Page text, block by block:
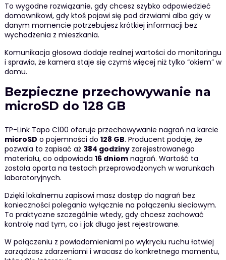
To wygodne rozwiązanie, gdy chcesz szybko odpowiedzieć
domownikowi, gdy ktoś pojawi się pod drzwiami albo gdy w
danym momencie potrzebujesz krótkiej informacji bez
wychodzenia z mieszkania.
Komunikacja głosowa dodaje realnej wartości do monitoringu
i sprawia, że kamera staje się czymś więcej niż tylko “okiem” w
domu.
Bezpieczne przechowywanie na
microSD do 128 GB
TP-Link Tapo C100 oferuje przechowywanie nagrań na karcie
microSD o pojemności do 128 GB. Producent podaje, że
pozwala to zapisać aż 384 godzinyzarejestrowanego
materiału, co odpowiada 16 dniomnagrań. Wartość ta
została oparta na testach przeprowadzonych w warunkach
laboratoryjnych.
Dzięki lokalnemu zapisowi masz dostęp do nagrań bez
konieczności polegania wyłącznie na połączeniu sieciowym.
To praktyczne szczególnie wtedy, gdy chcesz zachować
kontrolę nad tym, co i jak długo jest rejestrowane.
W połączeniu z powiadomieniami po wykryciu ruchu łatwiej
zarządzasz zdarzeniami i wracasz do konkretnego momentu,